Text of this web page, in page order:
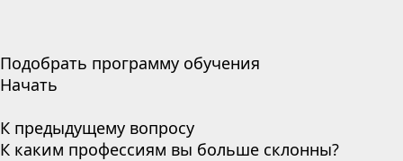
Подобрать программу обучения
Начать
К предыдущему вопросу
К каким профессиям вы больше склонны?